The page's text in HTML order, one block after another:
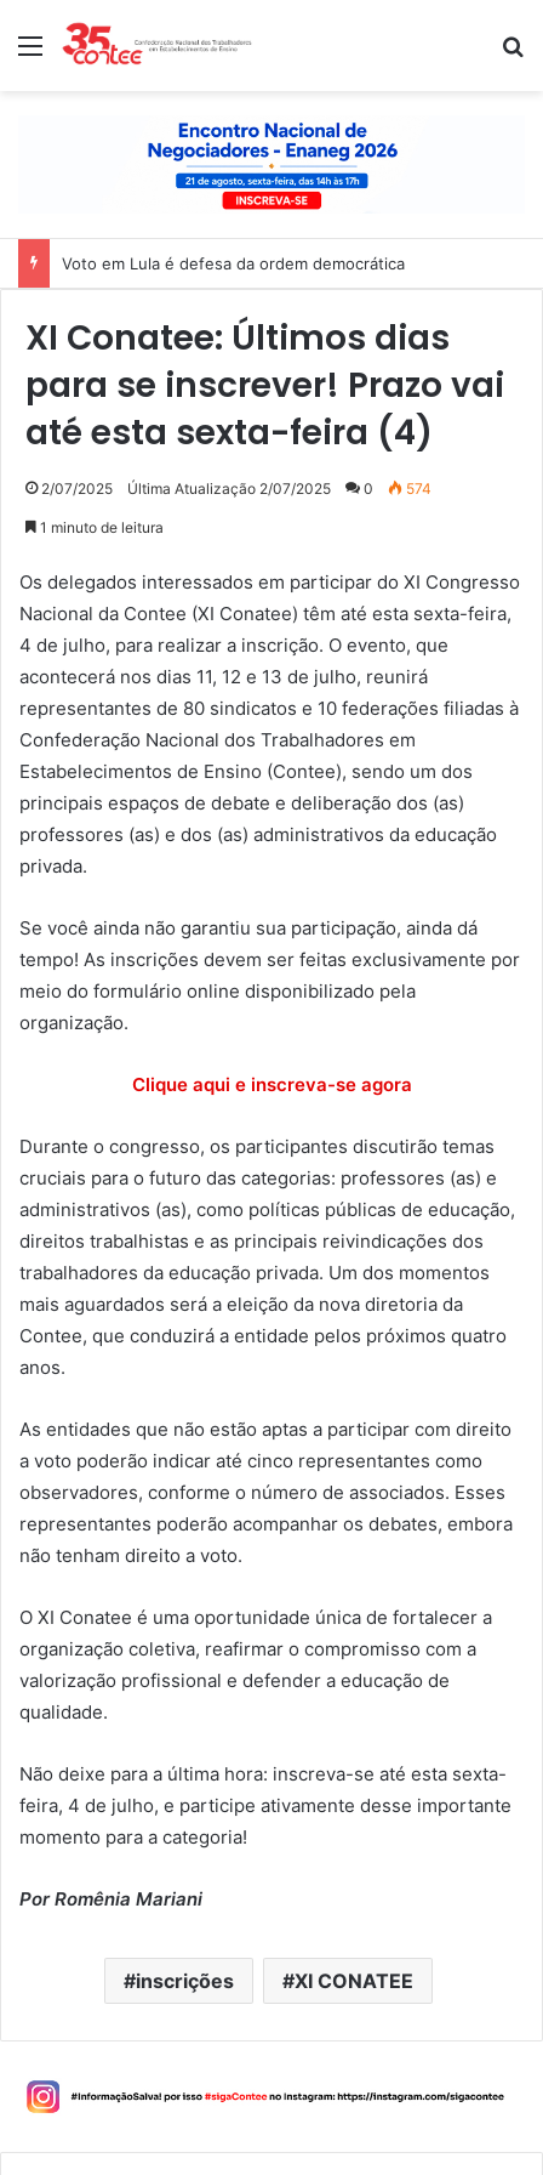
Menu
Voto em Lula é defesa da ordem democrática
XI Conatee: Últimos dias
para se inscrever! Prazo vai
até esta sexta-feira (4)
2/07/2025 Última Atualização 2/07/2025 0 574
1 minuto de leitura
Os delegados interessados em participar do XI Congresso
Nacional da Contee (XI Conatee) têm até esta sexta-feira,
4 de julho, para realizar a inscrição. O evento, que
acontecerá nos dias 11, 12 e 13 de julho, reunirá
representantes de 80 sindicatos e 10 federações filiadas à
Confederação Nacional dos Trabalhadores em
Estabelecimentos de Ensino (Contee), sendo um dos
principais espaços de debate e deliberação dos (as)
professores (as) e dos (as) administrativos da educação
privada.
Se você ainda não garantiu sua participação, ainda dá
tempo! As inscrições devem ser feitas exclusivamente por
meio do formulário online disponibilizado pela
organização.
Clique aqui e inscreva-se agora
Durante o congresso, os participantes discutirão temas
cruciais para o futuro das categorias: professores (as) e
administrativos (as), como políticas públicas de educação,
direitos trabalhistas e as principais reivindicações dos
trabalhadores da educação privada. Um dos momentos
mais aguardados será a eleição da nova diretoria da
Contee, que conduzirá a entidade pelos próximos quatro
anos.
As entidades que não estão aptas a participar com direito
a voto poderão indicar até cinco representantes como
observadores, conforme o número de associados. Esses
representantes poderão acompanhar os debates, embora
não tenham direito a voto.
O XI Conatee é uma oportunidade única de fortalecer a
organização coletiva, reafirmar o compromisso com a
valorização profissional e defender a educação de
qualidade.
Não deixe para a última hora: inscreva-se até esta sexta-
feira, 4 de julho, e participe ativamente desse importante
momento para a categoria!
Por Romênia Mariani
inscrições XI CONATEE